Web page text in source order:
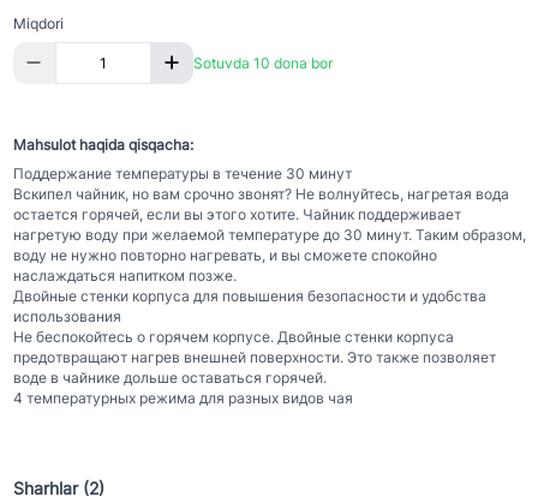
Miqdori
Sotuvda 10 dona bor
Mahsulot haqida qisqacha:
Поддержание температуры в течение 30 минут
Вскипел чайник, но вам срочно звонят? Не волнуйтесь, нагретая вода
остается горячей, если вы этого хотите. Чайник поддерживает
нагретую воду при желаемой температуре до 30 минут. Таким образом,
воду не нужно повторно нагревать, и вы сможете спокойно
наслаждаться напитком позже.
Двойные стенки корпуса для повышения безопасности и удобства
использования
Не беспокойтесь о горячем корпусе. Двойные стенки корпуса
предотвращают нагрев внешней поверхности. Это также позволяет
воде в чайнике дольше оставаться горячей.
4 температурных режима для разных видов чая
Sharhlar (2)